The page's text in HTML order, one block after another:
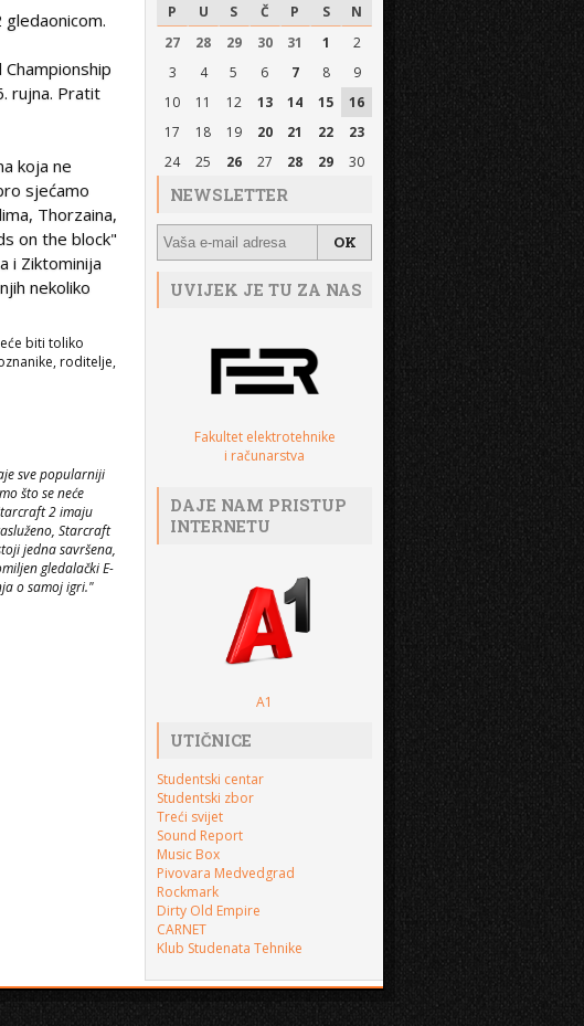
rujna. Pratit
koja ne
sjećamo
Thorzaina,
on the block"
i Ziktominija
nekoliko
biti toliko
roditelje,
sve popularniji
što se neće
2 imaju
Starcraft
jedna savršena,
gledalački E-
o samoj igri."
P
U S Č P S
N
27
28 29 30 31 1
2
3
4 5 6 7 8
9
10
11 12 13 14 15
16
17
18 19 20 21 22
23
24
25 26 27 28 29 30
NEWSLETTER
UVIJEK JE TU ZA NAS
Fakultet elektrotehnike
i računarstva
DAJE NAM PRISTUP
INTERNETU
A1
UTIČNICE
Studentski centar
Studentski zbor
Treći svijet
Sound Report
Music Box
Pivovara Medvedgrad
Rockmark
Dirty Old Empire
CARNET
Klub Studenata Tehnike